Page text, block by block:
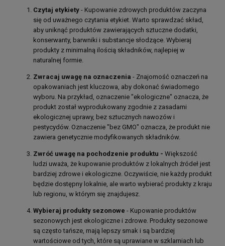
Czytaj etykiety - Kupowanie zdrowych produktów zaczyna
się od uważnego czytania etykiet. Warto sprawdzać skład,
aby uniknąć produktów zawierających sztuczne dodatki,
konserwanty, barwniki i substancje słodzące. Wybieraj
produkty z minimalną ilością składników, najlepiej w
naturalnej formie.
Zwracaj uwagę na oznaczenia - Znajomość oznaczeń na
opakowaniach jest kluczowa, aby dokonać świadomego
wyboru. Na przykład, oznaczenie "ekologiczne" oznacza, że
produkt został wyprodukowany zgodnie z zasadami
ekologicznej uprawy, bez sztucznych nawozów i
pestycydów. Oznaczenie "bez GMO" oznacza, że produkt nie
zawiera genetycznie modyfikowanych składników.
Zwróć uwagę na pochodzenie produktu - Większość
ludzi uważa, że kupowanie produktów z lokalnych źródeł jest
bardziej zdrowe i ekologiczne. Oczywiście, nie każdy produkt
będzie dostępny lokalnie, ale warto wybierać produkty z kraju
lub regionu, w którym się znajdujesz.
Wybieraj produkty sezonowe - Kupowanie produktów
sezonowych jest ekologiczne i zdrowe. Produkty sezonowe
są często tańsze, mają lepszy smak i są bardziej
wartościowe od tych, które są uprawiane w szklarniach lub